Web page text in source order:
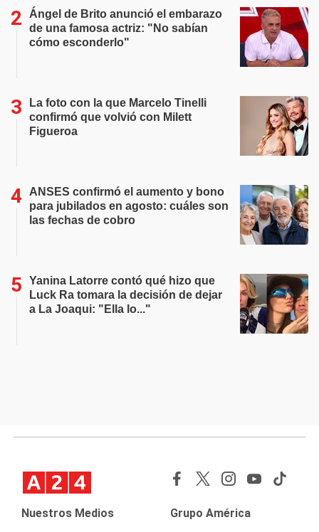
Ángel de Brito anunció el embarazo
de una famosa actriz: "No sabían
cómo esconderlo"
La foto con la que Marcelo Tinelli
confirmó que volvió con Milett
Figueroa
ANSES confirmó el aumento y bono
para jubilados en agosto: cuáles son
las fechas de cobro
Yanina Latorre contó qué hizo que
Luck Ra tomara la decisión de dejar
a La Joaqui: "Ella lo..."
Nuestros Medios Grupo América